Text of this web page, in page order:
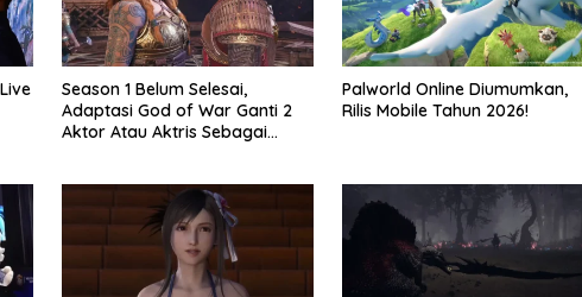
Season 1 Belum Selesai,
Adaptasi God of War Ganti 2
Aktor Atau Aktris Sebagai
Palworld Online Diumumkan,
Rilis Mobile Tahun 2026!